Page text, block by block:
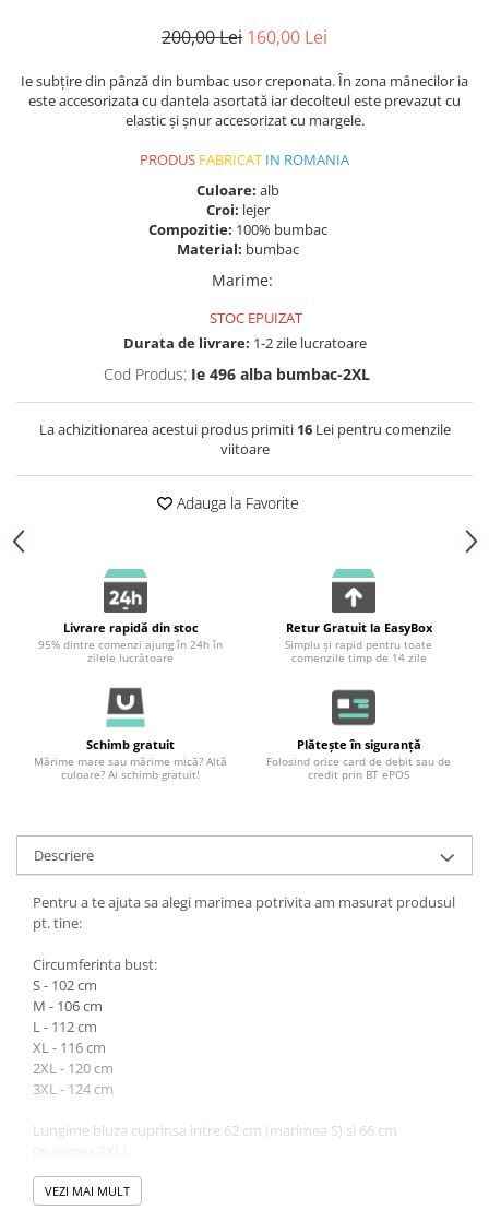
200,00 Lei 160,00 Lei
Ie subțire din pânză din bumbac usor creponata. În zona mânecilor ia
este accesorizata cu dantela asortată iar decolteul este prevazut cu
elastic și șnur accesorizat cu margele.
PRODUS FABRICAT IN ROMANIA
Culoare: alb
Croi: lejer
Compozitie: 100% bumbac
Material: bumbac
Marime:
STOC EPUIZAT
Durata de livrare: 1-2 zile lucratoare
Cod Produs: Ie 496 alba bumbac-2XL
La achizitionarea acestui produs primiti 16Lei pentru comenzile
viitoare
Adauga la Favorite
Livrare rapidă din stoc
95% dintre comenzi ajung în 24h în
zilele lucrătoare
Retur Gratuit la EasyBox
Simplu și rapid pentru toate
comenzile timp de 14 zile
Schimb gratuit
Mărime mare sau mărime mică? Altă
culoare? Ai schimb gratuit!
Plătește în siguranță
Folosind orice card de debit sau de
credit prin BT ePOS
Descriere
Pentru a te ajuta sa alegi marimea potrivita am masurat produsul
pt. tine:
Circumferinta bust:
S - 102 cm
M - 106 cm
L - 112 cm
XL - 116 cm
2XL - 120 cm
3XL - 124 cm
Lungime bluza cuprinsa intre 62 cm (marimea S) si 66 cm
Atentie! Nuanta produsului poate diferi usor, in functie de
VEZI MAI MULT